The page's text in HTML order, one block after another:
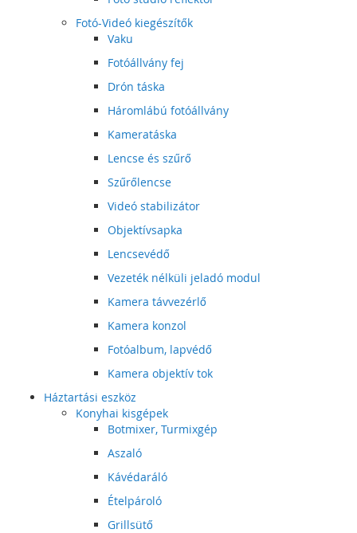
Fotó-Videó kiegészítők
Vaku
Fotóállvány fej
Drón táska
Háromlábú fotóállvány
Kameratáska
Lencse és szűrő
Szűrőlencse
Videó stabilizátor
Objektívsapka
Lencsevédő
Vezeték nélküli jeladó modul
Kamera távvezérlő
Kamera konzol
Fotóalbum, lapvédő
Kamera objektív tok
Háztartási eszköz
Konyhai kisgépek
Botmixer, Turmixgép
Aszaló
Kávédaráló
Ételpároló
Grillsütő